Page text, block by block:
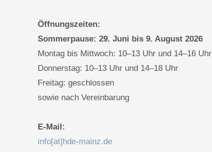
Öffnungszeiten:
Sommerpause: 29. Juni bis 9. August 2026
Montag bis Mittwoch: 10–13 Uhr und 14–16 Uhr
Donnerstag: 10–13 Uhr und 14–18 Uhr
Freitag: geschlossen
sowie nach Vereinbarung
E-Mail:
info[at]hde-mainz.de